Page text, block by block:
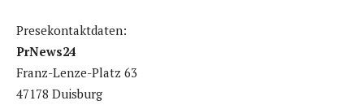
Presekontaktdaten:
PrNews24
Franz-Lenze-Platz 63
47178 Duisburg